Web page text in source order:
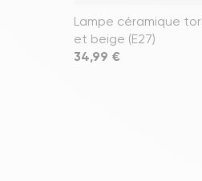
Lampe céramique
et beige (E27)
Prix
34,99 €